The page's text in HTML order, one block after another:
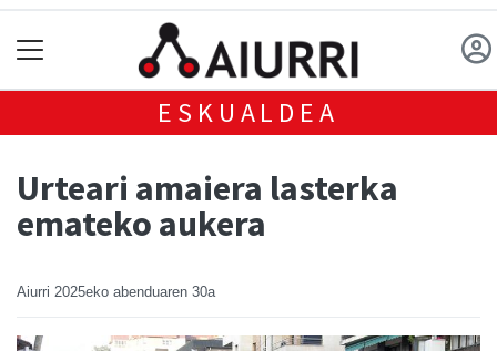
ESKUALDEA
Urteari amaiera lasterka
emateko aukera
Aiurri 2025eko abenduaren 30a